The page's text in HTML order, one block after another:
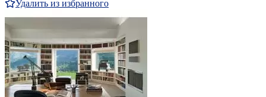
Удалить из избранного